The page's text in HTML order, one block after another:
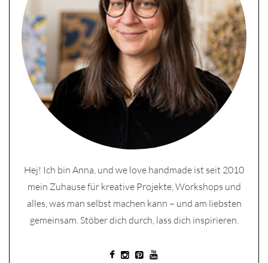
Hej! Ich bin Anna, und we love handmade ist seit 2010
mein Zuhause für kreative Projekte, Workshops und
alles, was man selbst machen kann – und am liebsten
gemeinsam. Stöber dich durch, lass dich inspirieren.